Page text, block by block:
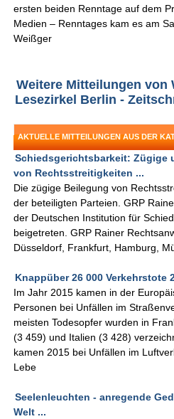
ersten beiden Renntage auf dem
Medien – Renntages kam es am
Weißger
Weitere Mitteilungen von
Lesezirkel Berlin -
AKTUELLE MITTEILUNGEN AUS DER
Schiedsgerichtsbarkeit: Zügige
von Rechtsstreitigkeiten ...
Die zügige Beilegung von
der beteiligten Parteien. GRP
der Deutschen Institution für
beigetreten. GRP Rainer
Düsseldorf, Frankfurt, Hamburg,
Knappüber 26 000 Verkehrstote
Im Jahr 2015 kamen in der
Personen bei Unfällen im
meisten Todesopfer wurden in
(3 459) und Italien (3 428)
kamen 2015 bei Unfällen im
Lebe
Seelenleuchten - anregende
Welt ...